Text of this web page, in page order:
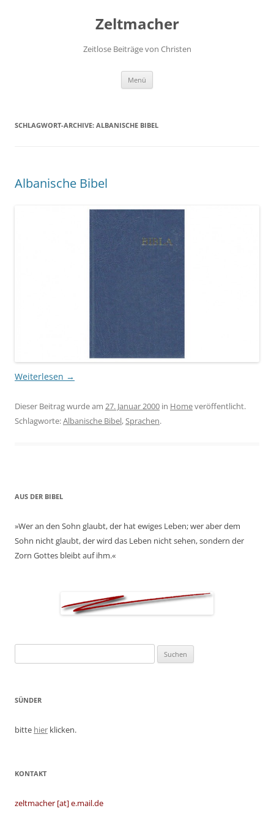
Zeltmacher
Zeitlose Beiträge von Christen
Menü
SCHLAGWORT-ARCHIVE: ALBANISCHE BIBEL
Albanische Bibel
Weiterlesen →
Dieser Beitrag wurde am 27. Januar 2000 in Homeveröffentlicht.
Schlagworte:Albanische Bibel,Sprachen.
AUS DER BIBEL
»Wer an den Sohn glaubt, der hat ewiges Leben; wer aber dem
Sohn nicht glaubt, der wird das Leben nicht sehen, sondern der
Zorn Gottes bleibt auf ihm.«
nach:
SÜNDER
bitte hier klicken.
KONTAKT
zeltmacher [at] e.mail.de